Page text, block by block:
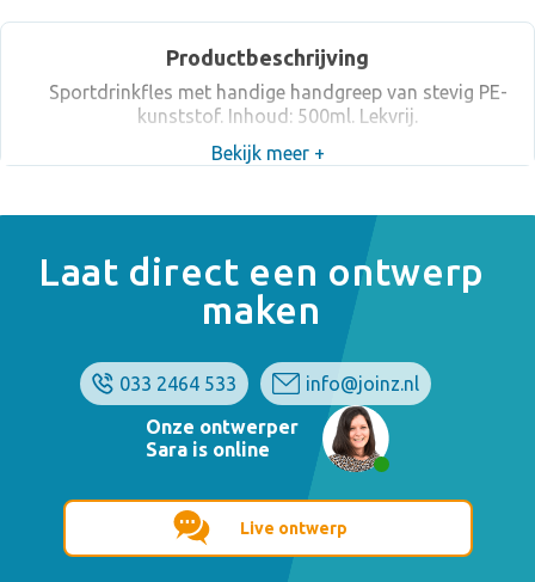
Productbeschrijving
Sportdrinkfles met handige handgreep van stevig PE-
kunststof. Inhoud: 500ml. Lekvrij.
Bekijk meer +
Laat direct een ontwerp
maken
033 2464 533
info@joinz.nl
Onze ontwerper
Sara is online
Live ontwerp